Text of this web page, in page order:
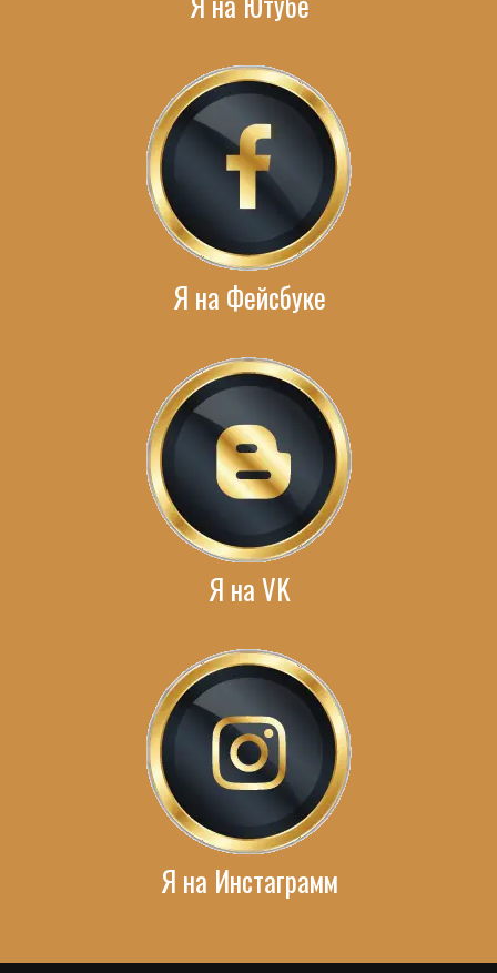
Я на Фейсбуке
Я на VK
Я на Инстаграмм